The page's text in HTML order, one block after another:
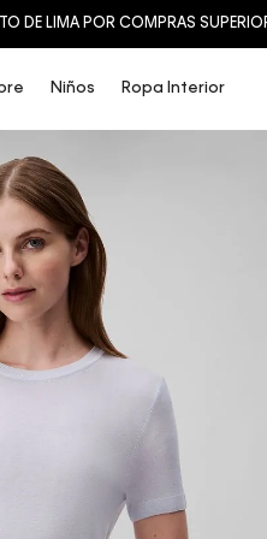
DE LIMA POR COMPRAS
Niños Ropa Interior